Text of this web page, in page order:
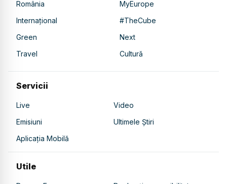
România
MyEurope
Internațional
#TheCube
Green
Next
Travel
Cultură
Servicii
Live
Video
Emisiuni
Ultimele Știri
Aplicația Mobilă
Utile